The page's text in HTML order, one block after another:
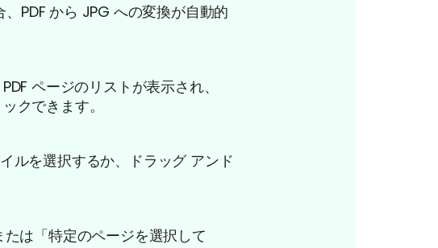
PDF から JPG への変換が自動的
ページのリストが表示され、
クできます。
ルを選択するか、ドラッグ アンド
たは「特定のページを選択して